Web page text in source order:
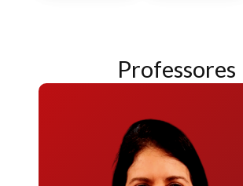
Professores